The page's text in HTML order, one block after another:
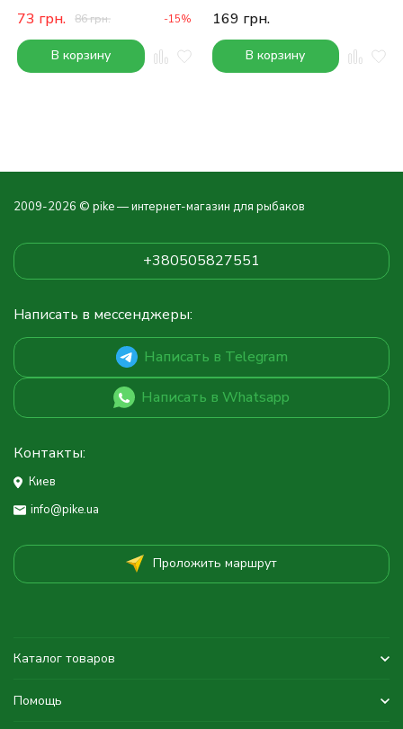
73 грн. 86грн. -15%
В корзину
169 грн.
В корзину
2009-2026 © pike — интернет-магазин для рыбаков
+380505827551
Написать в мессенджеры:
Написать в Telegram
Написать в Whatsapp
Контакты:
Киев
info@pike.ua
Проложить маршрут
Каталог товаров
Помощь